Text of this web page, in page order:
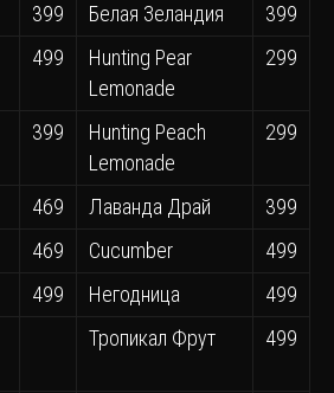
399 Белая Зеландия
399
499
Hunting Pear
Lemonade
299
399
Hunting Peach
Lemonade
299
469 Лаванда Драй
399
469 Cucumber
499
499 Негодница
499
Тропикал Фрут 499